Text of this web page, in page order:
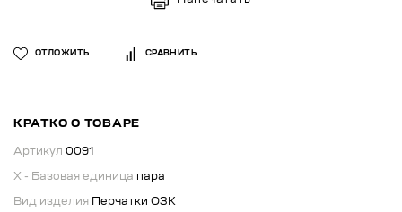
ОТЛОЖИТЬ СРАВНИТЬ
КРАТКО О ТОВАРЕ
Артикул 0091
X - Базовая единица пара
Вид изделия Перчатки ОЗК